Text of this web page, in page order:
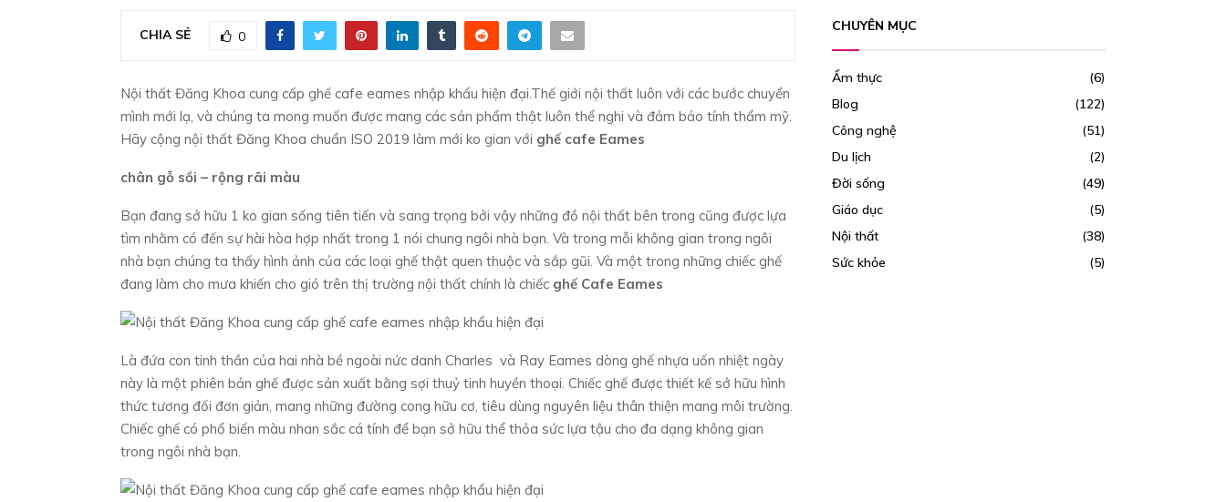
CHIA SẺ 0
Nội thất Đăng Khoa cung cấp ghế cafe eames nhập khẩu hiện đại.Thế giới nội thất luôn với các bước chuyển
mình mới lạ, và chúng ta mong muốn được mang các sản phẩm thật luôn thể nghi và đảm bảo tính thẩm mỹ.
Hãy cộng nội thất Đăng Khoa chuẩn ISO 2019 làm mới ko gian với ghế cafe Eames
chân gỗ sồi – rộng rãi màu
Bạn đang sở hữu 1 ko gian sống tiên tiến và sang trọng bởi vậy những đồ nội thất bên trong cũng được lựa
tìm nhằm có đến sự hài hòa hợp nhất trong 1 nói chung ngôi nhà bạn. Và trong mỗi không gian trong ngôi
nhà bạn chúng ta thấy hình ảnh của các loại ghế thật quen thuộc và sắp gũi. Và một trong những chiếc ghế
đang làm cho mưa khiến cho gió trên thị trường nội thất chính là chiếc ghế Cafe Eames
Là đứa con tinh thần của hai nhà bề ngoài nức danh Charles và Ray Eames dòng ghế nhựa uốn nhiệt ngày
này là một phiên bản ghế được sản xuất bằng sợi thuỷ tinh huyền thoại. Chiếc ghế được thiết kế sở hữu hình
thức tương đối đơn giản, mang những đường cong hữu cơ, tiêu dùng nguyên liệu thân thiện mang môi trường.
Chiếc ghế có phổ biến màu nhan sắc cá tính để bạn sở hữu thể thỏa sức lựa tậu cho đa dạng không gian
trong ngôi nhà bạn.
CHUYÊN MỤC
Ẩm thực
(6)
Blog
(122)
Công nghệ
(51)
Du lịch
(2)
Đời sống
(49)
Giáo dục
(5)
Nội thất
(38)
Sức khỏe
(5)